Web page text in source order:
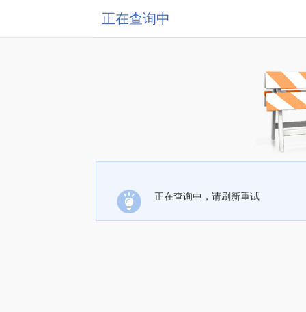
正在查询中
正在查询中，请刷新重试